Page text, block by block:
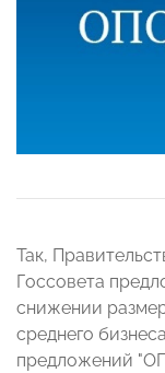
Так,
Госсовета
снижении
среднего
предложений